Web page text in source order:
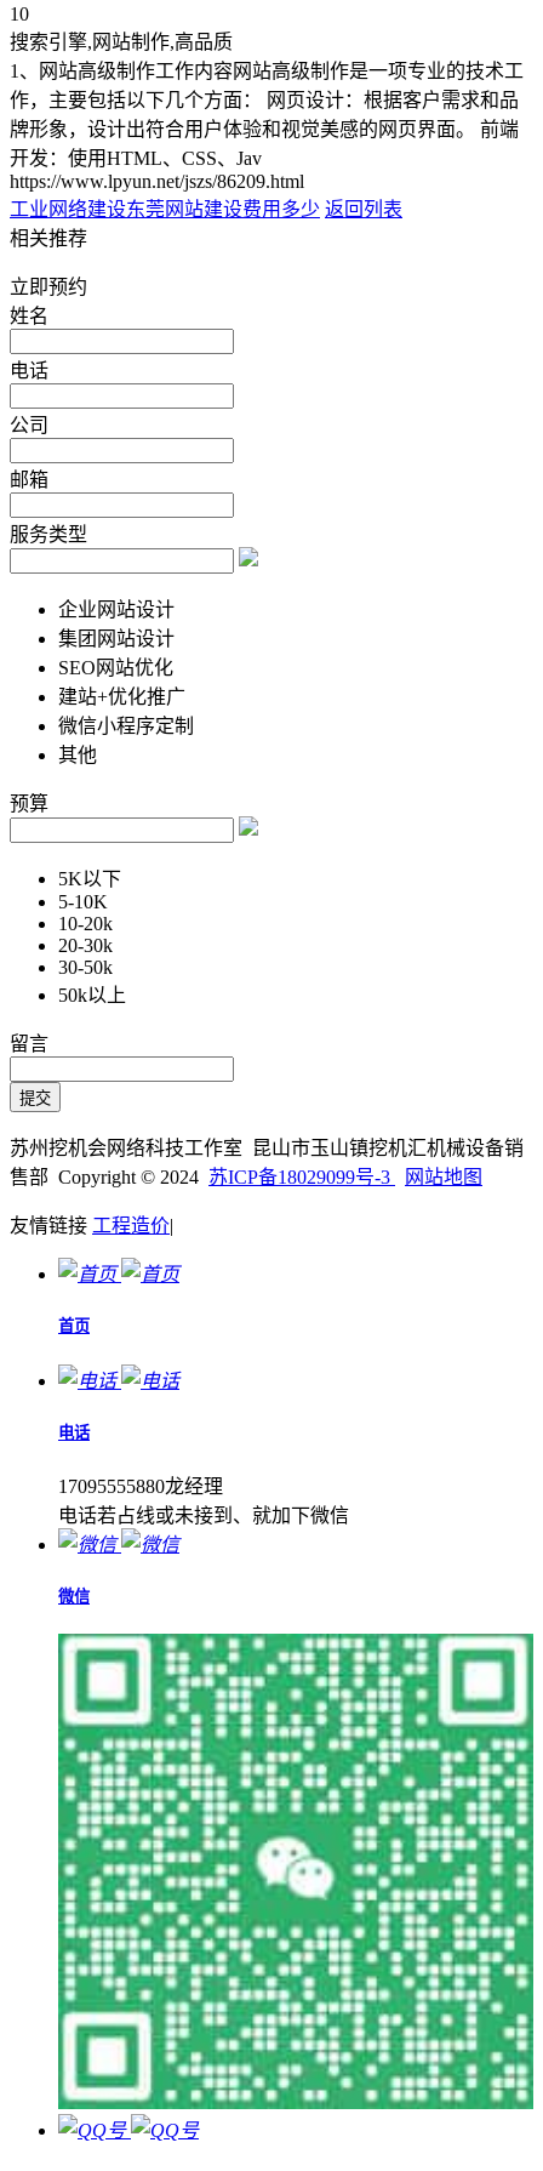
10
搜索引擎,网站制作,高品质
1、网站高级制作工作内容网站高级制作是一项专业的技术工
作，主要包括以下几个方面： 网页设计：根据客户需求和品
牌形象，设计出符合用户体验和视觉美感的网页界面。 前端
开发：使用HTML、CSS、Jav
https://www.lpyun.net/jszs/86209.html
工业网络建设东莞网站建设费用多少 返回列表
相关推荐
立即预约
姓名
电话
公司
邮箱
服务类型
企业网站设计
集团网站设计
SEO网站优化
建站+优化推广
微信小程序定制
其他
预算
5K以下
5-10K
10-20k
20-30k
30-50k
50k以上
留言
苏州挖机会网络科技工作室 昆山市玉山镇挖机汇机械设备销
售部 Copyright © 2024 苏ICP备18029099号-3 网站地图
友情链接 工程造价|
首页
电话
17095555880龙经理
电话若占线或未接到、就加下微信
微信